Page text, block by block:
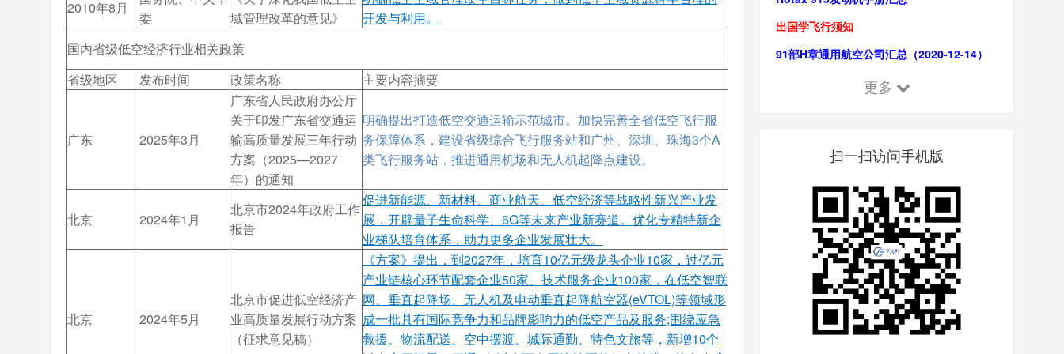
2010年8月
委
域管理改革的意见》
开发与利用。
国内省级低空经济行业相关政策
省级地区
发布时间 政策名称 主要内容摘要
广东 2025年3月
广东省人民政府办公厅
关于印发广东省交通运
输高质量发展三年行动
方案（2025—2027
年）的通知
明确提出打造低空交通运输示范城市。加快完善全省低空飞行服
务保障体系，建设省级综合飞行服务站和广州、深圳、珠海3个A
类飞行服务站，推进通用机场和无人机起降点建设。
北京 2024年1月
北京市2024年政府工作
报告
促进新能源、新材料、商业航天、低空经济等战略性新兴产业发
展，开辟量子生命科学、6G等未来产业新赛道。优化专精特新企
业梯队培育体系，助力更多企业发展壮大。
北京 2024年5月
北京市促进低空经济产
业高质量发展行动方案
（征求意见稿）
《方案》提出，到2027年，培育10亿元级龙头企业10家，过亿元
产业链核心环节配套企业50家、技术服务企业100家，在低空智联
网、垂直起降场、无人机及电动垂直起降航空器(eVTOL)等领域形
成一批具有国际竞争力和品牌影响力的低空产品及服务;围绕应急
救援、物流配送、空中摆渡、城际通勤、特色文旅等，新增10个
出国学飞行须知
91部H章通用航空公司汇总（2020-12-14）
更多
扫一扫访问手机版